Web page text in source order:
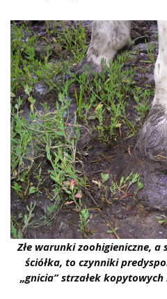
Złe warunki zoohigieniczne,
ściółka, to czynniki
„gnicia” strzałek